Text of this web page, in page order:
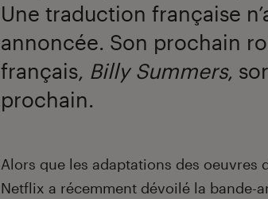
Une traduction française
annoncée. Son prochain
français, Billy Summers,
prochain.
Introduction
Alors que les adaptations des oeuvres
Netflix a récemment dévoilé la bande-